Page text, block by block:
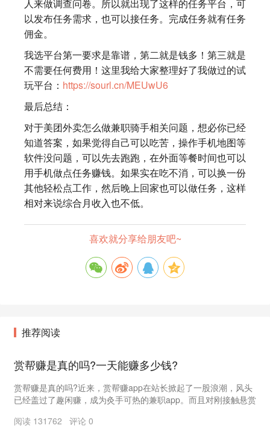
人来做调查问卷。所以就出现了这样的任务平台，可
以发布任务需求，也可以接任务。完成任务就有任务
佣金。
我选平台第一要求是靠谱，第二就是钱多！第三就是
不需要任何费用！这里我给大家整理好了我做过的试
玩平台： https://sourl.cn/MEUwU6
最后总结：
对于美团外卖怎么做兼职骑手相关问题，想必你已经
知道答案，如果觉得自己可以吃苦，操作手机地图等
软件没问题，可以先去跑跑，在外面等餐时间也可以
用手机做点任务赚钱。如果实在吃不消，可以换一份
其他轻松点工作，然后晚上回家也可以做任务，这样
相对来说综合月收入也不低。
喜欢就分享给朋友吧~
推荐阅读
赏帮赚是真的吗?一天能赚多少钱?
赏帮赚是真的吗?近来，赏帮赚app在站长掀起了一股浪潮，风头
已经盖过了趣闲赚，成为灸手可热的兼职app。而且对刚接触悬赏
阅读 131762 评论 0